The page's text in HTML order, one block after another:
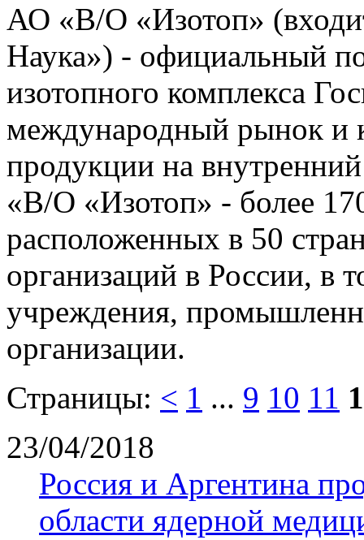
АО «В/О «Изотоп»
Наука») - официальный
изотопного комплекса
международный рынок и
продукции на
«В/О «Изотоп» - более
расположенных в 50
организаций в России, в
учреждения,
организации.
Страницы: < 1 ... 9 10 11
23/04/2018
Россия и Аргентина
области ядерной